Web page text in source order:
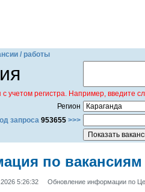
/ работы
с учетом регистра. Например,
Регион
запроса 953655 >>>
по вакансиям
5:26:32 Обновление информации по